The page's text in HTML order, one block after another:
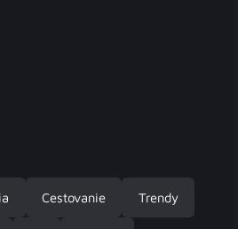
Cestovanie Trendy